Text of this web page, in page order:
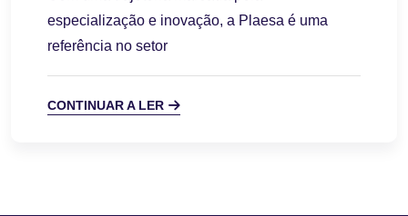
especialização e inovação, a Plaesa é uma
referência no setor
CONTINUAR A LER